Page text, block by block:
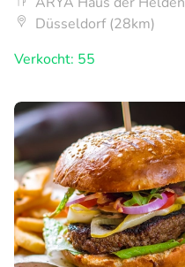
Düsseldorf (28km)
Verkocht: 55